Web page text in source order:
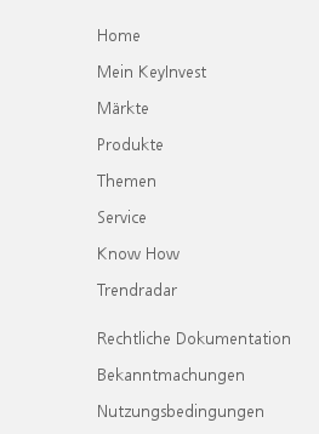
Home
Mein KeyInvest
Märkte
Produkte
Themen
Service
Know How
Trendradar
Rechtliche Dokumentation
Bekanntmachungen
Nutzungsbedingungen